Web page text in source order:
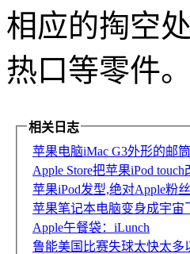
相应的掏空
热口等零件。
相关日志
苹果电脑iMac G3外形的邮筒
Apple Store把苹果iPod
苹果iPod发型,绝对Apple粉丝
苹果笔记本电脑变身成宇宙
Apple午餐袋：iLunch
鲁能美国比赛失球太快太